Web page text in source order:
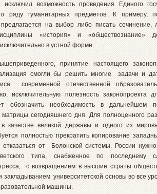
исключил возможность проведения Единого
ряду гуманитарных предметов. К примеру,
на выбор либо писать сочинение,
«история» и «обществознание»
в устной форме.
принятие настоящего
смогли бы решить многие задачи и
современной отечественной
исключительную полезность законопроекта
обозначить необходимость в дальнейшем
матрицы сегодняшнего дня. Для полноценного
качестве великой державы и одного из
полностью прекратить копирование
отказаться от Болонской системы. России
типа, снабженное по последнему
с возвращением в высшие страты
закладыванием университетской основы во все
машины.